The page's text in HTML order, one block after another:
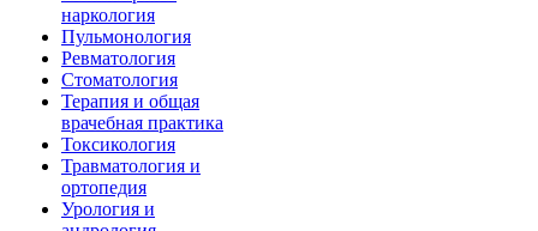
наркология
Пульмонология
Ревматология
Стоматология
Терапия и общая
врачебная практика
Токсикология
Травматология и
ортопедия
Урология и